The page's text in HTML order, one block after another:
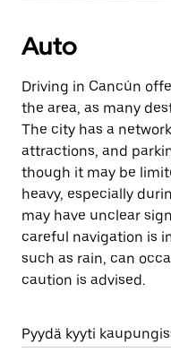
Auto
Driving in Cancún
the area, as many
The city has a
attractions, and
though it may be
heavy, especially
may have unclear
careful navigation is
such as rain, can
caution is advised.
Pyydä kyyti